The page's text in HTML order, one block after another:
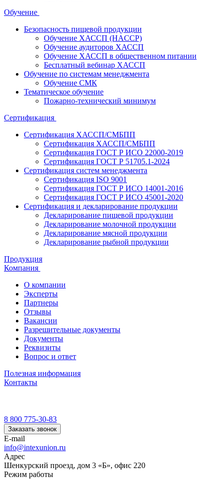
Обучение
Безопасность пищевой продукции
Обучение ХАССП (HACCP)
Обучение аудиторов ХАССП
Обучение ХАССП в общественном питании
Бесплатный вебинар ХАССП
Обучение по системам менеджмента
Обучение СМК
Тематическое обучение
Пожарно-технический минимум
Сертификация
Сертификация ХАССП/СМБПП
Сертификация ХАССП/СМБПП
Сертификация ГОСТ Р ИСО 22000-2019
Сертификация ГОСТ Р 51705.1-2024
Сертификация систем менеджмента
Сертификация ISO 9001
Сертификация ГОСТ Р ИСО 14001-2016
Сертификация ГОСТ Р ИСО 45001-2020
Сертификация и декларирование продукции
Декларирование пищевой продукции
Декларирование молочной продукции
Декларирование мясной продукции
Декларирование рыбной продукции
Продукция
Компания
О компании
Эксперты
Партнеры
Отзывы
Вакансии
Разрешительные документы
Документы
Реквизиты
Вопрос и ответ
Полезная информация
Контакты
8 800 775-30-83
Заказать звонок
E-mail
info@intexunion.ru
Адрес
Шенкурский проезд, дом 3 «Б», офис 220
Режим работы